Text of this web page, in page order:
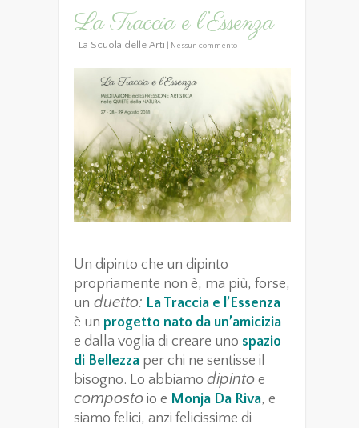
La Traccia e l’Essenza
La Scuola delle Arti Nessun commento
Un dipinto che un dipinto
propriamente non è, ma più, forse,
un duetto: La Traccia e l’Essenza
è un progetto nato da un’amicizia
e dalla voglia di creare uno spazio
di Bellezza per chi ne sentisse il
bisogno. Lo abbiamo dipinto e
composto io e Monja Da Riva, e
siamo felici, anzi felicissime di